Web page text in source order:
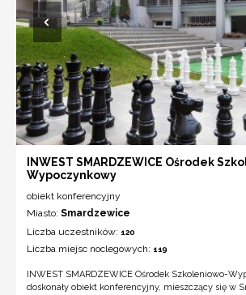
INWEST SMARDZEWICE Ośrodek
Wypoczynkowy
obiekt konferencyjny
Miasto: Smardzewice
Liczba uczestników: 120
Liczba miejsc noclegowych: 119
INWEST SMARDZEWICE Ośrodek Szkoleniowo-
doskonały obiekt konferencyjny, mieszczący się w